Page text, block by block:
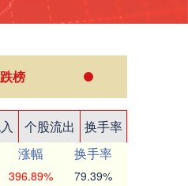
榜
个股流出
换手率
涨幅
换手率
396.89% 79.39%